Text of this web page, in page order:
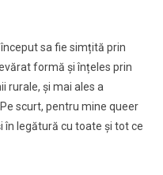
sa fie simțită prin
formă și înțeles prin
rurale, și mai ales a
scurt, pentru mine queer
în legătură cu toate și tot ce